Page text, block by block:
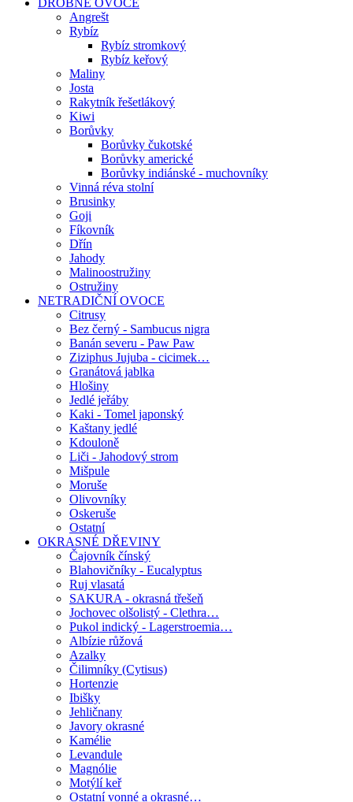
DROBNÉ OVOCE
Angrešt
Rybíz
Rybíz stromkový
Rybíz keřový
Maliny
Josta
Rakytník řešetlákový
Kiwi
Borůvky
Borůvky čukotské
Borůvky americké
Borůvky indiánské - muchovníky
Vinná réva stolní
Brusinky
Goji
Fíkovník
Dřín
Jahody
Malinoostružiny
Ostružiny
NETRADIČNÍ OVOCE
Citrusy
Bez černý - Sambucus nigra
Banán severu - Paw Paw
Ziziphus Jujuba - cicimek…
Granátová jablka
Hlošiny
Jedlé jeřáby
Kaki - Tomel japonský
Kaštany jedlé
Kdouloně
Liči - Jahodový strom
Mišpule
Moruše
Olivovníky
Oskeruše
Ostatní
OKRASNÉ DŘEVINY
Čajovník čínský
Blahovičníky - Eucalyptus
Ruj vlasatá
SAKURA - okrasná třešeň
Jochovec olšolistý - Clethra…
Pukol indický - Lagerstroemia…
Albízie růžová
Azalky
Čilimníky (Cytisus)
Hortenzie
Ibišky
Jehličnany
Javory okrasné
Kamélie
Levandule
Magnólie
Motýlí keř
Ostatní vonné a okrasné…